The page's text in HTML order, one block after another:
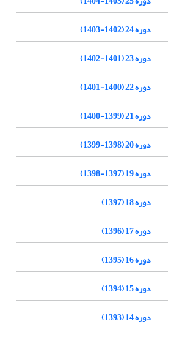
دوره 24 (1402-1403)
دوره 23 (1401-1402)
دوره 22 (1400-1401)
دوره 21 (1399-1400)
دوره 20 (1398-1399)
دوره 19 (1397-1398)
دوره 18 (1397)
دوره 17 (1396)
دوره 16 (1395)
دوره 15 (1394)
دوره 14 (1393)